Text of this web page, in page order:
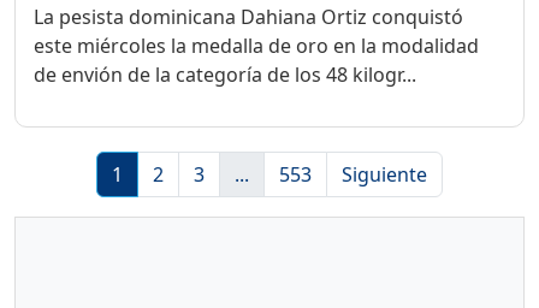
La pesista dominicana Dahiana Ortiz conquistó
este miércoles la medalla de oro en la modalidad
de envión de la categoría de los 48 kilogr...
1 2 3 ... 553 Siguiente